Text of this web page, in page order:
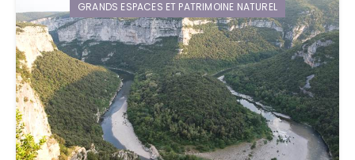
GRANDS ESPACES ET PATRIMOINE NATUREL